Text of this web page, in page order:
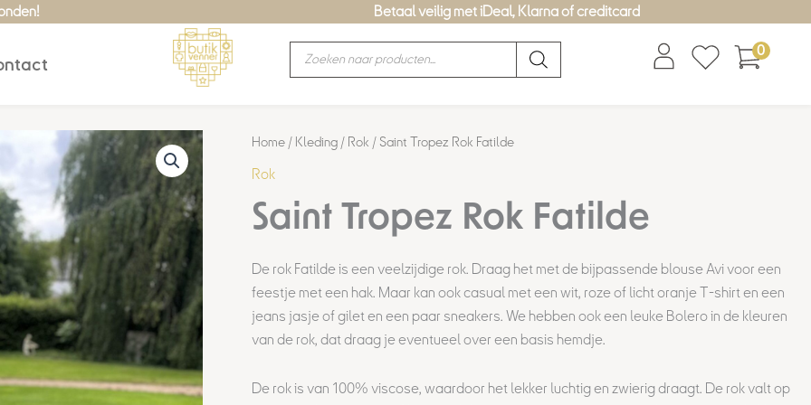
Betaal veilig met iDeal, Klarna of creditcard
Producten
zoeken
0
Home/ Kleding/ Rok / Saint Tropez Rok Fatilde
Rok
Saint Tropez Rok Fatilde
De rok Fatilde is een veelzijdige rok. Draag het met de bijpassende blouse Avi voor een
feestje met een hak. Maar kan ook casual met een wit, roze of licht oranje T-shirt en een
jeans jasje of gilet en een paar sneakers. We hebben ook een leuke Bolero in de kleuren
van de rok, dat draag je eventueel over een basis hemdje.
De rok is van 100% viscose, waardoor het lekker luchtig en zwierig draagt. De rok valt op